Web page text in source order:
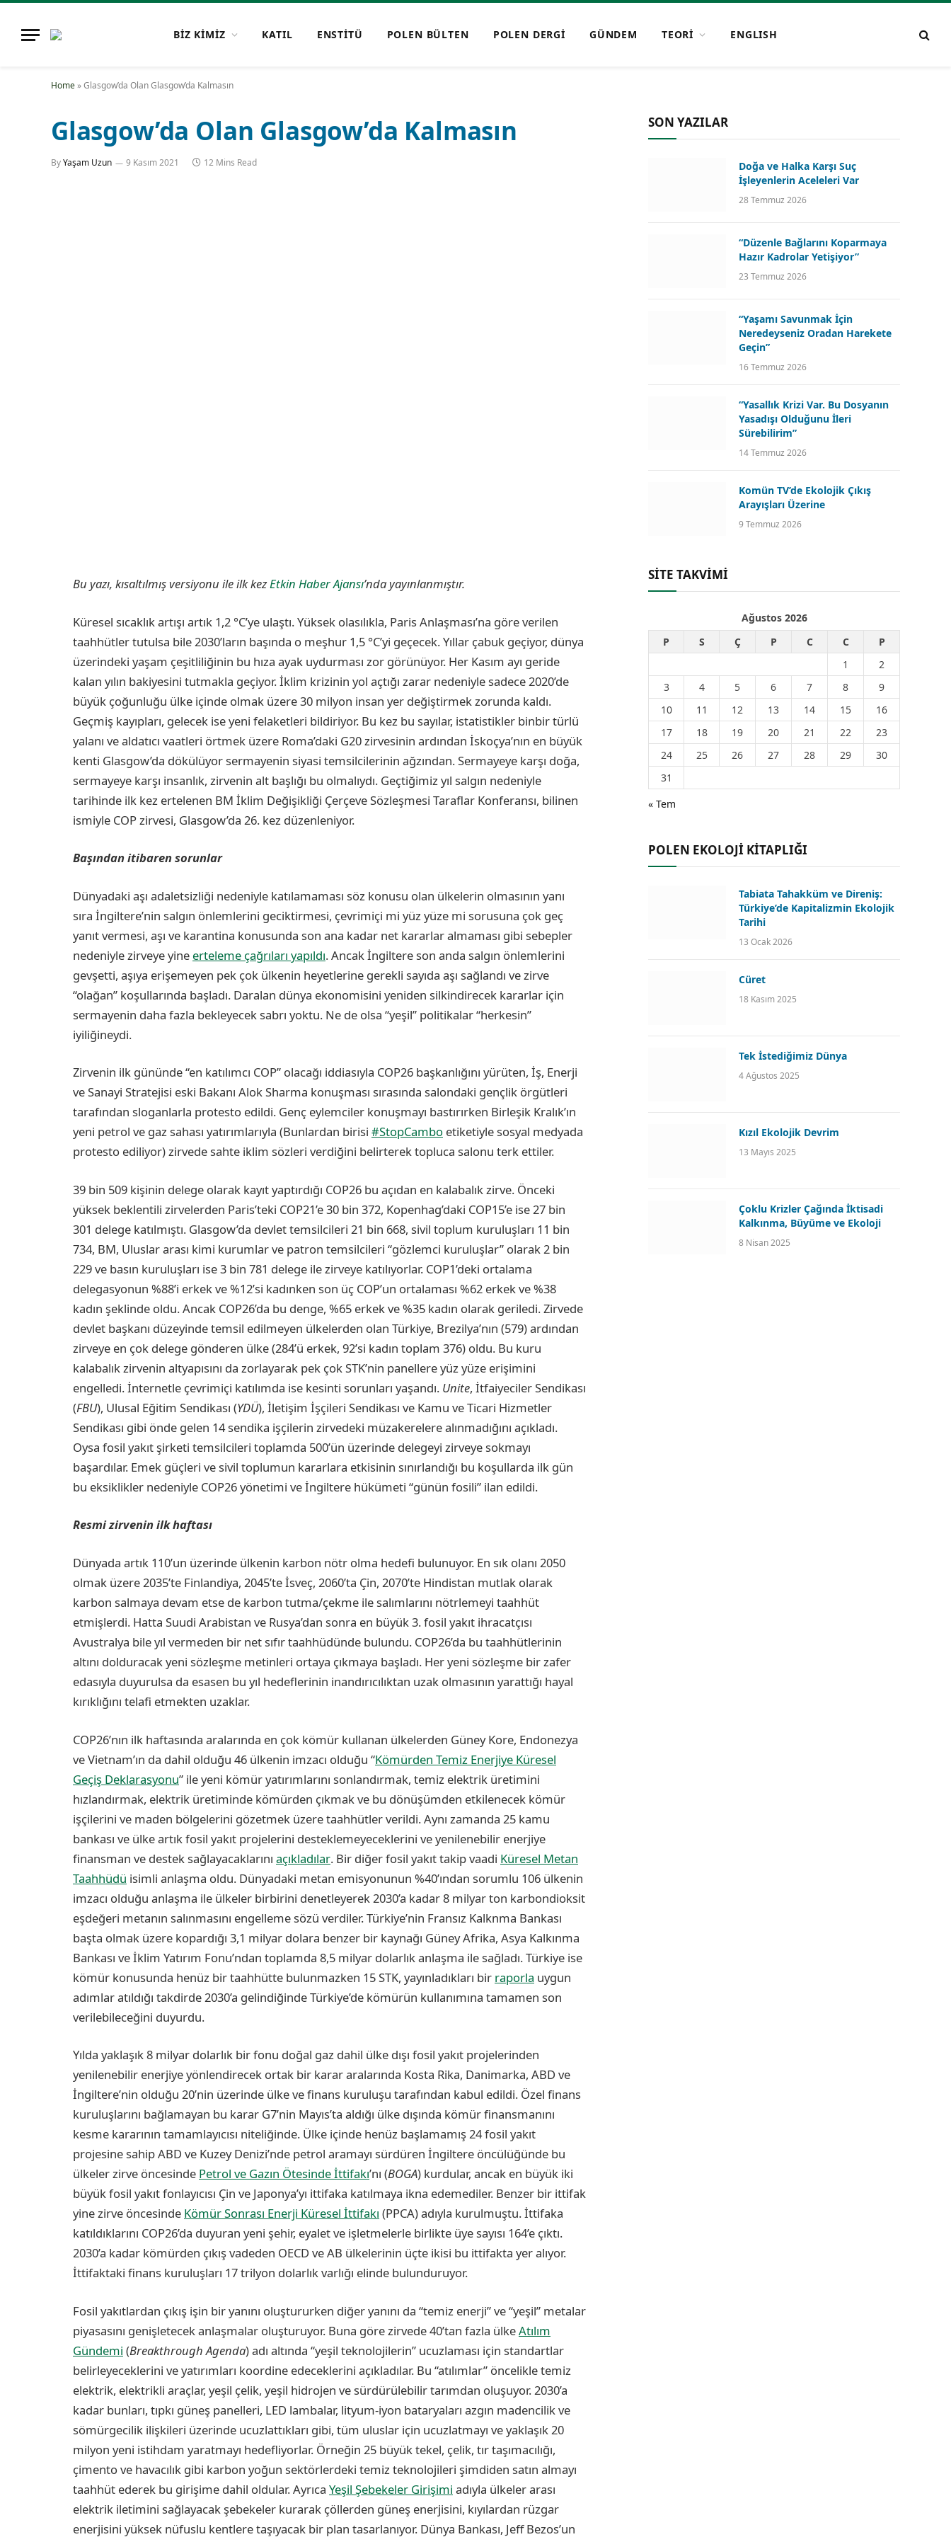
BİZ KİMİZ KATIL ENSTİTÜ POLEN BÜLTEN POLEN DERGİ GÜNDEM TEORİ ENGLISH
Home»Glasgow’da Olan Glasgow’da Kalmasın
Glasgow’da Olan Glasgow’da Kalmasın
ByYaşam Uzun 9 Kasım 2021 12 Mins Read
Bu yazı, kısaltılmış versiyonu ile ilk kezEtkin Haber Ajansı’nda yayınlanmıştır.
Küresel sıcaklık artışı artık 1,2 °C’ye ulaştı. Yüksek olasılıkla, Paris Anlaşması’na göre verilen
taahhütler tutulsa bile 2030’ların başında o meşhur 1,5 °C’yi geçecek. Yıllar çabuk geçiyor, dünya
üzerindeki yaşam çeşitliliğinin bu hıza ayak uydurması zor görünüyor. Her Kasım ayı geride
kalan yılın bakiyesini tutmakla geçiyor. İklim krizinin yol açtığı zarar nedeniyle sadece 2020’de
büyük çoğunluğu ülke içinde olmak üzere 30 milyon insan yer değiştirmek zorunda kaldı.
Geçmiş kayıpları, gelecek ise yeni felaketleri bildiriyor. Bu kez bu sayılar, istatistikler binbir türlü
yalanı ve aldatıcı vaatleri örtmek üzere Roma’daki G20 zirvesinin ardından İskoçya’nın en büyük
kenti Glasgow’da dökülüyor sermayenin siyasi temsilcilerinin ağzından. Sermayeye karşı doğa,
sermayeye karşı insanlık, zirvenin alt başlığı bu olmalıydı. Geçtiğimiz yıl salgın nedeniyle
tarihinde ilk kez ertelenen BM İklim Değişikliği Çerçeve Sözleşmesi Taraflar Konferansı, bilinen
ismiyle COP zirvesi, Glasgow’da 26. kez düzenleniyor.
Başından itibaren sorunlar
Dünyadaki aşı adaletsizliği nedeniyle katılamaması söz konusu olan ülkelerin olmasının yanı
sıra İngiltere’nin salgın önlemlerini geciktirmesi, çevrimiçi mi yüz yüze mi sorusuna çok geç
yanıt vermesi, aşı ve karantina konusunda son ana kadar net kararlar almaması gibi sebepler
nedeniyle zirveye yine erteleme çağrıları yapıldı. Ancak İngiltere son anda salgın önlemlerini
gevşetti, aşıya erişemeyen pek çok ülkenin heyetlerine gerekli sayıda aşı sağlandı ve zirve
“olağan” koşullarında başladı. Daralan dünya ekonomisini yeniden silkindirecek kararlar için
sermayenin daha fazla bekleyecek sabrı yoktu. Ne de olsa “yeşil” politikalar “herkesin”
iyiliğineydi.
Zirvenin ilk gününde “en katılımcı COP” olacağı iddiasıyla COP26 başkanlığını yürüten, İş, Enerji
ve Sanayi Stratejisi eski Bakanı Alok Sharma konuşması sırasında salondaki gençlik örgütleri
tarafından sloganlarla protesto edildi. Genç eylemciler konuşmayı bastırırken Birleşik Kralık’ın
yeni petrol ve gaz sahası yatırımlarıyla (Bunlardan birisi #StopCambo etiketiyle sosyal medyada
protesto ediliyor) zirvede sahte iklim sözleri verdiğini belirterek topluca salonu terk ettiler.
39 bin 509 kişinin delege olarak kayıt yaptırdığı COP26 bu açıdan en kalabalık zirve. Önceki
yüksek beklentili zirvelerden Paris’teki COP21’e 30 bin 372, Kopenhag’daki COP15’e ise 27 bin
301 delege katılmıştı. Glasgow’da devlet temsilcileri 21 bin 668, sivil toplum kuruluşları 11 bin
734, BM, Uluslar arası kimi kurumlar ve patron temsilcileri “gözlemci kuruluşlar” olarak 2 bin
229 ve basın kuruluşları ise 3 bin 781 delege ile zirveye katılıyorlar. COP1’deki ortalama
delegasyonun %88’i erkek ve %12’si kadınken son üç COP’un ortalaması %62 erkek ve %38
kadın şeklinde oldu. Ancak COP26’da bu denge, %65 erkek ve %35 kadın olarak geriledi. Zirvede
devlet başkanı düzeyinde temsil edilmeyen ülkelerden olan Türkiye, Brezilya’nın (579) ardından
zirveye en çok delege gönderen ülke (284’ü erkek, 92’si kadın toplam 376) oldu. Bu kuru
kalabalık zirvenin altyapısını da zorlayarak pek çok STK’nin panellere yüz yüze erişimini
engelledi. İnternetle çevrimiçi katılımda ise kesinti sorunları yaşandı. Unite, İtfaiyeciler Sendikası
(FBU), Ulusal Eğitim Sendikası (YDÜ), İletişim İşçileri Sendikası ve Kamu ve Ticari Hizmetler
Sendikası gibi önde gelen 14 sendika işçilerin zirvedeki müzakerelere alınmadığını açıkladı.
Oysa fosil yakıt şirketi temsilcileri toplamda 500’ün üzerinde delegeyi zirveye sokmayı
başardılar. Emek güçleri ve sivil toplumun kararlara etkisinin sınırlandığı bu koşullarda ilk gün
bu eksiklikler nedeniyle COP26 yönetimi ve İngiltere hükümeti “günün fosili” ilan edildi.
Resmi zirvenin ilk haftası
Dünyada artık 110’un üzerinde ülkenin karbon nötr olma hedefi bulunuyor. En sık olanı 2050
olmak üzere 2035’te Finlandiya, 2045’te İsveç, 2060’ta Çin, 2070’te Hindistan mutlak olarak
karbon salmaya devam etse de karbon tutma/çekme ile salımlarını nötrlemeyi taahhüt
etmişlerdi. Hatta Suudi Arabistan ve Rusya’dan sonra en büyük 3. fosil yakıt ihracatçısı
Avustralya bile yıl vermeden bir net sıfır taahhüdünde bulundu. COP26’da bu taahhütlerinin
altını dolduracak yeni sözleşme metinleri ortaya çıkmaya başladı. Her yeni sözleşme bir zafer
edasıyla duyurulsa da esasen bu yıl hedeflerinin inandırıcılıktan uzak olmasının yarattığı hayal
kırıklığını telafi etmekten uzaklar.
COP26’nın ilk haftasında aralarında en çok kömür kullanan ülkelerden Güney Kore, Endonezya
ve Vietnam’ın da dahil olduğu 46 ülkenin imzacı olduğu “Kömürden Temiz Enerjiye Küresel
Geçiş Deklarasyonu” ile yeni kömür yatırımlarını sonlandırmak, temiz elektrik üretimini
hızlandırmak, elektrik üretiminde kömürden çıkmak ve bu dönüşümden etkilenecek kömür
işçilerini ve maden bölgelerini gözetmek üzere taahhütler verildi. Aynı zamanda 25 kamu
bankası ve ülke artık fosil yakıt projelerini desteklemeyeceklerini ve yenilenebilir enerjiye
finansman ve destek sağlayacaklarını açıkladılar. Bir diğer fosil yakıt takip vaadi Küresel Metan
Taahhüdü isimli anlaşma oldu. Dünyadaki metan emisyonunun %40’ından sorumlu 106 ülkenin
imzacı olduğu anlaşma ile ülkeler birbirini denetleyerek 2030’a kadar 8 milyar ton karbondioksit
eşdeğeri metanın salınmasını engelleme sözü verdiler. Türkiye’nin Fransız Kalknma Bankası
başta olmak üzere kopardığı 3,1 milyar dolara benzer bir kaynağı Güney Afrika, Asya Kalkınma
Bankası ve İklim Yatırım Fonu’ndan toplamda 8,5 milyar dolarlık anlaşma ile sağladı. Türkiye ise
kömür konusunda henüz bir taahhütte bulunmazken 15 STK, yayınladıkları bir raporla uygun
adımlar atıldığı takdirde 2030’a gelindiğinde Türkiye’de kömürün kullanımına tamamen son
verilebileceğini duyurdu.
Yılda yaklaşık 8 milyar dolarlık bir fonu doğal gaz dahil ülke dışı fosil yakıt projelerinden
yenilenebilir enerjiye yönlendirecek ortak bir karar aralarında Kosta Rika, Danimarka, ABD ve
İngiltere’nin olduğu 20’nin üzerinde ülke ve finans kuruluşu tarafından kabul edildi. Özel finans
kuruluşlarını bağlamayan bu karar G7’nin Mayıs’ta aldığı ülke dışında kömür finansmanını
kesme kararının tamamlayıcısı niteliğinde. Ülke içinde henüz başlamamış 24 fosil yakıt
projesine sahip ABD ve Kuzey Denizi’nde petrol aramayı sürdüren İngiltere öncülüğünde bu
ülkeler zirve öncesinde Petrol ve Gazın Ötesinde İttifakı’nı (BOGA) kurdular, ancak en büyük iki
büyük fosil yakıt fonlayıcısı Çin ve Japonya’yı ittifaka katılmaya ikna edemediler. Benzer bir ittifak
yine zirve öncesinde Kömür Sonrası Enerji Küresel İttifakı (PPCA) adıyla kurulmuştu. İttifaka
katıldıklarını COP26’da duyuran yeni şehir, eyalet ve işletmelerle birlikte üye sayısı 164’e çıktı.
2030’a kadar kömürden çıkış vadeden OECD ve AB ülkelerinin üçte ikisi bu ittifakta yer alıyor.
İttifaktaki finans kuruluşları 17 trilyon dolarlık varlığı elinde bulunduruyor.
Fosil yakıtlardan çıkış işin bir yanını oluştururken diğer yanını da “temiz enerji” ve “yeşil” metalar
piyasasını genişletecek anlaşmalar oluşturuyor. Buna göre zirvede 40’tan fazla ülkeAtılım
Gündemi (Breakthrough Agenda) adı altında “yeşil teknolojilerin” ucuzlaması için standartlar
belirleyeceklerini ve yatırımları koordine edeceklerini açıkladılar. Bu “atılımlar” öncelikle temiz
elektrik, elektrikli araçlar, yeşil çelik, yeşil hidrojen ve sürdürülebilir tarımdan oluşuyor. 2030’a
kadar bunları, tıpkı güneş panelleri, LED lambalar, lityum-iyon bataryaları azgın madencilik ve
sömürgecilik ilişkileri üzerinde ucuzlattıkları gibi, tüm uluslar için ucuzlatmayı ve yaklaşık 20
milyon yeni istihdam yaratmayı hedefliyorlar. Örneğin 25 büyük tekel, çelik, tır taşımacılığı,
çimento ve havacılık gibi karbon yoğun sektörlerdeki temiz teknolojileri şimdiden satın almayı
taahhüt ederek bu girişime dahil oldular. Ayrıca Yeşil Şebekeler Girişimi adıyla ülkeler arası
elektrik iletimini sağlayacak şebekeler kurarak çöllerden güneş enerjisini, kıyılardan rüzgar
enerjisini yüksek nüfuslu kentlere taşıyacak bir plan tasarlanıyor. Dünya Bankası, Jeff Bezos’un
SON YAZILAR
Doğa ve Halka Karşı Suç
İşleyenlerin Aceleleri Var
28 Temmuz 2026
“Düzenle Bağlarını Koparmaya
Hazır Kadrolar Yetişiyor”
23 Temmuz 2026
“Yaşamı Savunmak İçin
Neredeyseniz Oradan Harekete
Geçin”
16 Temmuz 2026
“Yasallık Krizi Var. Bu Dosyanın
Yasadışı Olduğunu İleri
Sürebilirim”
14 Temmuz 2026
Komün TV’de Ekolojik Çıkış
Arayışları Üzerine
9 Temmuz 2026
SİTE TAKVİMİ
Ağustos 2026
P
S Ç P C C
P
1
2
3
4 5 6 7 8
9
10
11 12 13 14 15
16
17
18 19 20 21 22
23
24
25 26 27 28 29
30
31
« Tem
POLEN EKOLOJİ KİTAPLIĞI
Tabiata Tahakküm ve Direniş:
Türkiye’de Kapitalizmin Ekolojik
Tarihi
13 Ocak 2026
Cüret
18 Kasım 2025
Tek İstediğimiz Dünya
4 Ağustos 2025
Kızıl Ekolojik Devrim
13 Mayıs 2025
Çoklu Krizler Çağında İktisadi
Kalkınma, Büyüme ve Ekoloji
8 Nisan 2025